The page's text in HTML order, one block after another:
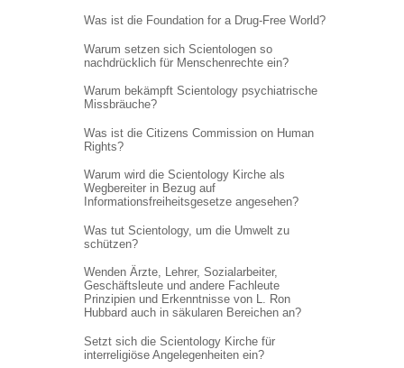
Was ist die Foundation for a Drug-Free World?
Warum setzen sich Scientologen so
nachdrücklich für Menschenrechte ein?
Warum bekämpft Scientology psychiatrische
Missbräuche?
Was ist die Citizens Commission on Human
Rights?
Warum wird die Scientology Kirche als
Wegbereiter in Bezug auf
Informationsfreiheitsgesetze angesehen?
Was tut Scientology, um die Umwelt zu
schützen?
Wenden Ärzte, Lehrer, Sozialarbeiter,
Geschäftsleute und andere Fachleute
Prinzipien und Erkenntnisse von L. Ron
Hubbard auch in säkularen Bereichen an?
Setzt sich die Scientology Kirche für
interreligiöse Angelegenheiten ein?